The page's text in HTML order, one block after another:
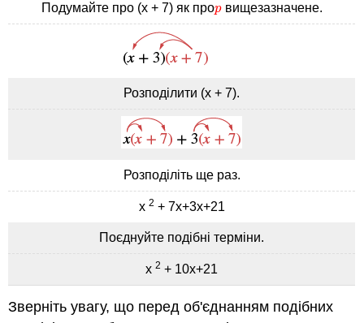
Подумайте про (х + 7) як проp
pвищезазначене.
Розподілити (х + 7).
Розподіліть ще раз.
х 2 + 7х+3х+21
Поєднуйте подібні терміни.
х2 + 10х+21
Зверніть увагу, що перед об'єднанням подібних